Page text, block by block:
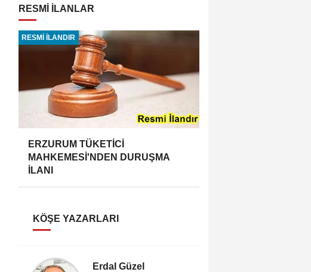
RESMİ İLANLAR
RESMİ İLANDIR
ERZURUM TÜKETİCİ
MAHKEMESİ'NDEN DURUŞMA
İLANI
KÖŞE YAZARLARI
Erdal Güzel